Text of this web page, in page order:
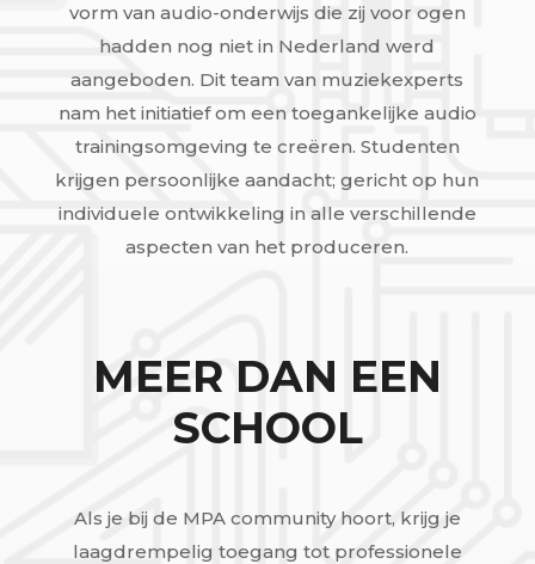
vorm van audio-onderwijs die zij voor ogen
hadden nog niet in Nederland werd
aangeboden. Dit team van muziekexperts
nam het initiatief om een ​​toegankelijke audio
trainingsomgeving te creëren. Studenten
krijgen persoonlijke aandacht; gericht op hun
individuele ontwikkeling in alle verschillende
aspecten van het produceren.
MEER DAN EEN
SCHOOL
Als je bij de MPA community hoort, krijg je
laagdrempelig toegang tot professionele